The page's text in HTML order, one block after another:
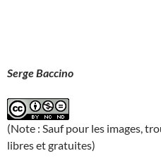
Serge Baccino
(Note : Sauf pour les images,
libres et gratuites)